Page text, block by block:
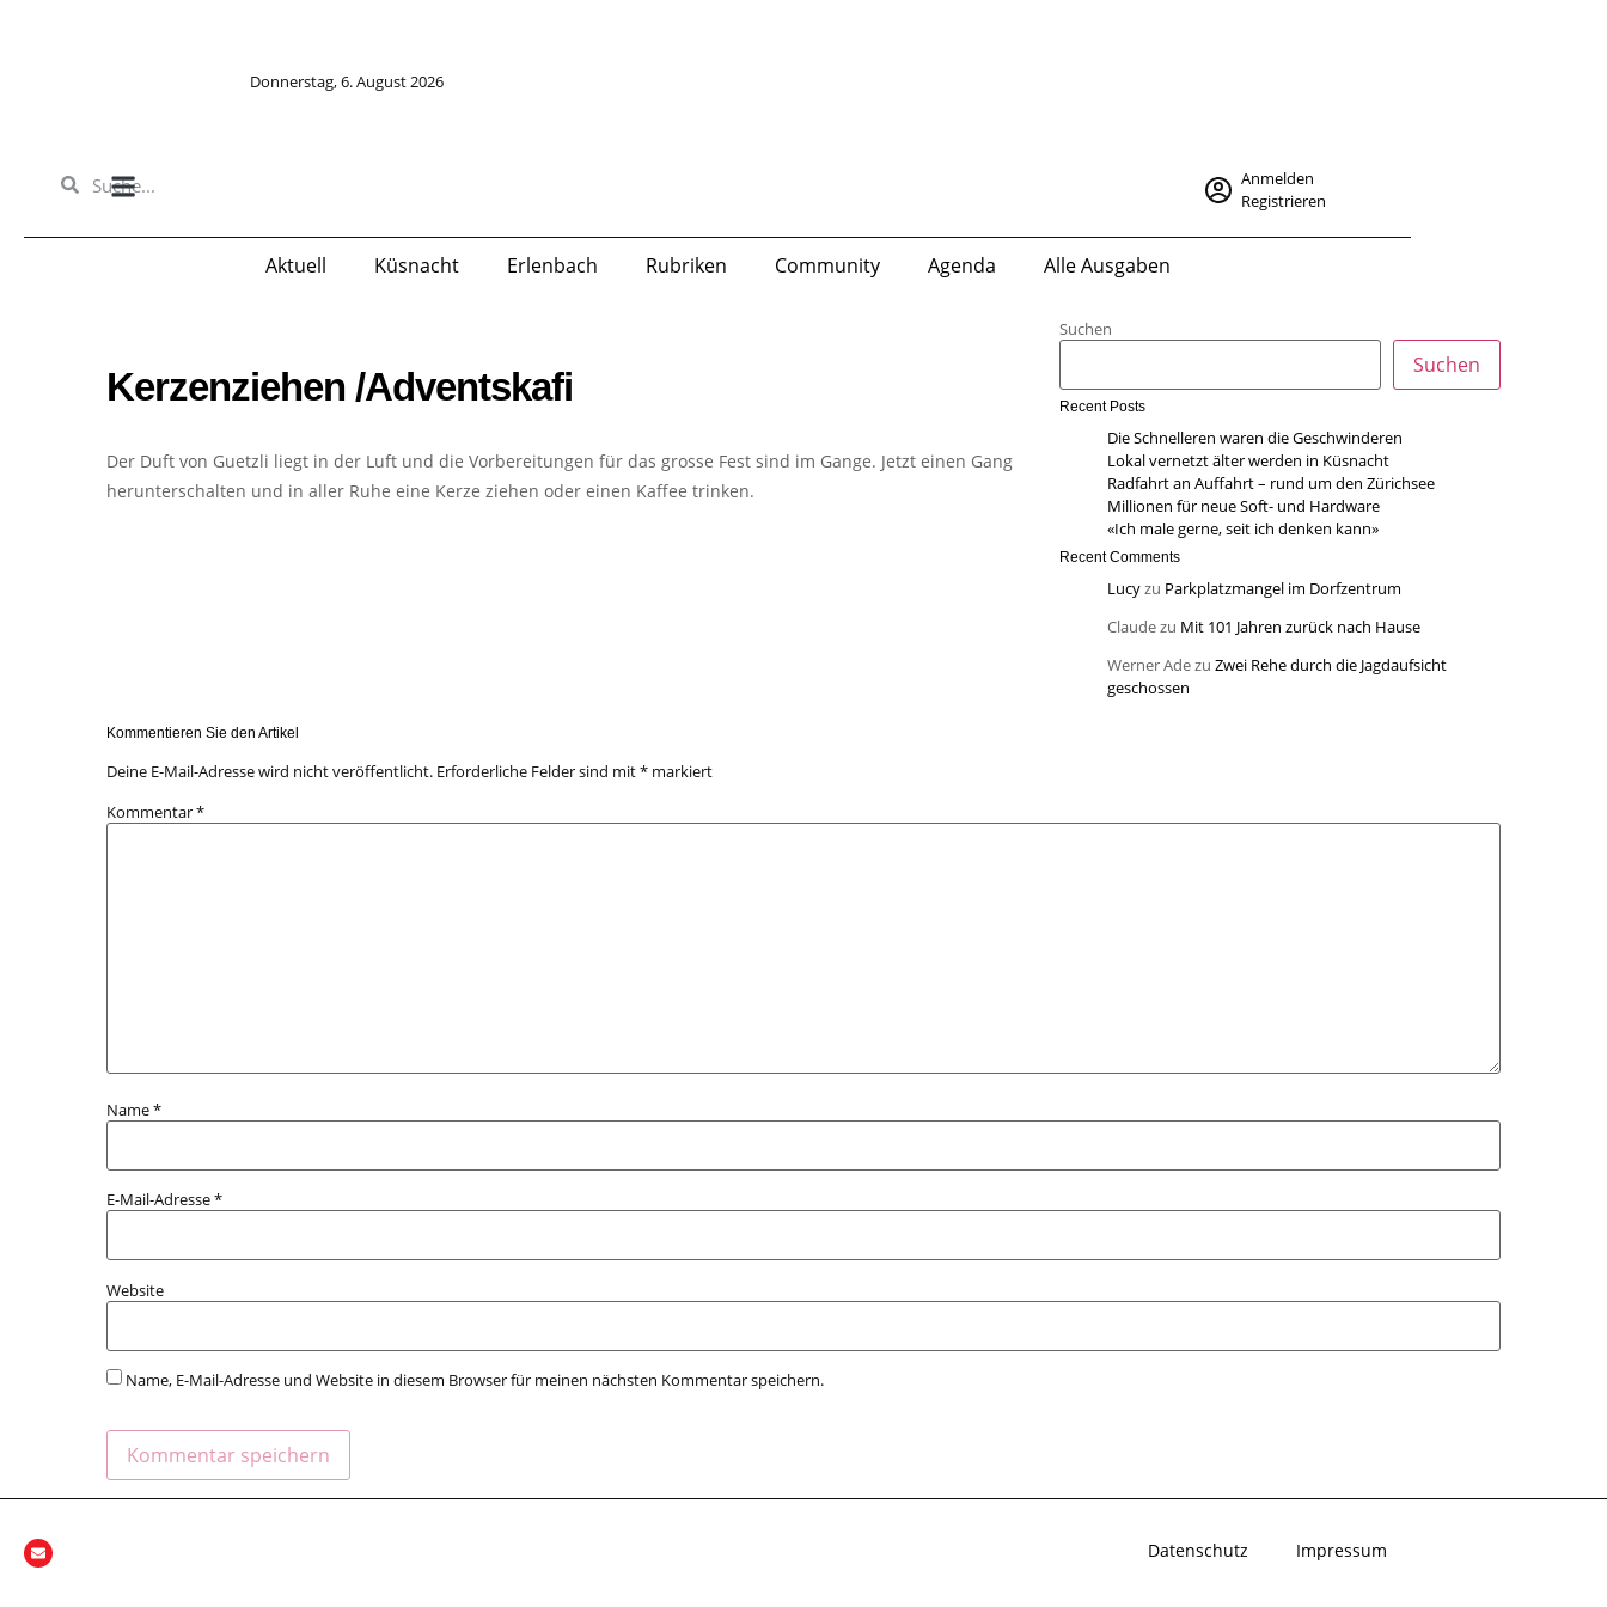
Donnerstag, 6. August 2026
Anmelden
Registrieren
Aktuell Küsnacht Erlenbach Rubriken Community Agenda Alle Ausgaben
Kerzenziehen /Adventskafi
Der Duft von Guetzli liegt in der Luft und die Vorbereitungen für das grosse Fest sind im Gange. Jetzt einen Gang
herunterschalten und in aller Ruhe eine Kerze ziehen oder einen Kaffee trinken.
Suchen
Suchen
Recent Posts
Die Schnelleren waren die Geschwinderen
Lokal vernetzt älter werden in Küsnacht
Radfahrt an Auffahrt – rund um den Zürichsee
Millionen für neue Soft- und Hardware
«Ich male gerne, seit ich denken kann»
Recent Comments
Lucyzu Parkplatzmangel im Dorfzentrum
Claudezu Mit 101 Jahren zurück nach Hause
Werner AdezuZwei Rehe durch die Jagdaufsicht
geschossen
Kommentieren Sie den Artikel
Deine E-Mail-Adresse wird nicht veröffentlicht. Erforderliche Felder sind mit* markiert
Kommentar*
Name*
E-Mail-Adresse*
Website
Name, E-Mail-Adresse und Website in diesem Browser für meinen nächsten Kommentar speichern.
Datenschutz Impressum